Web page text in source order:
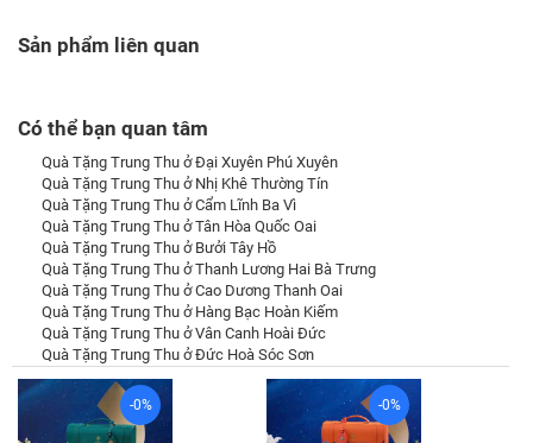
Sản phẩm liên quan
Có thể bạn quan tâm
Quà Tặng Trung Thu ở Đại Xuyên Phú Xuyên
Quà Tặng Trung Thu ở Nhị Khê Thường Tín
Quà Tặng Trung Thu ở Cẩm Lĩnh Ba Vì
Quà Tặng Trung Thu ở Tân Hòa Quốc Oai
Quà Tặng Trung Thu ở Bưởi Tây Hồ
Quà Tặng Trung Thu ở Thanh Lương Hai Bà Trưng
Quà Tặng Trung Thu ở Cao Dương Thanh Oai
Quà Tặng Trung Thu ở Hàng Bạc Hoàn Kiếm
Quà Tặng Trung Thu ở Vân Canh Hoài Đức
Quà Tặng Trung Thu ở Đức Hoà Sóc Sơn
-0% -0%